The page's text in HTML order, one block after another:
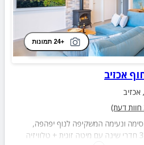
+24 תמונות
אכזיב
, אכזיב
חוות דעת)
ונעימה המשקיפה לנוף יפהפה,
בדירה תמצאו 3 חדרי שינה עם מיטה זוגית + טלוויזיה